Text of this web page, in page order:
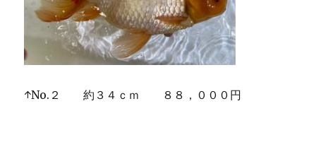
↑No.２ 約３４ｃｍ ８８，０００円